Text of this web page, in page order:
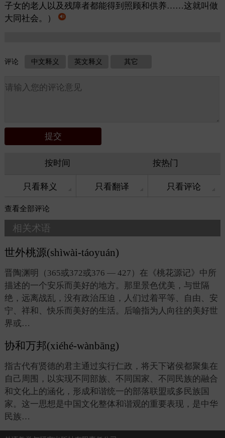
子女的老人以及残障者都能得到照顾和供养……这就叫做
大同社会。）
评论 中文释义 英文释义 其它
按时间 按热门
只看释义 只看翻译 只看评论
查看全部评论
相关术语
世外桃源(shìwài-táoyuán)
晋陶渊明（365或372或376 — 427）在《桃花源记》中所
描述的一个安乐而美好的地方。那里景色优美，与世隔
绝，远离战乱，没有政治压迫，人们过着平等、自由、安
宁、祥和、快乐而美好的生活。后喻指为人向往的美好世
界或…
协和万邦(xiéhé-wànbāng)
指古代有贤德的君主通过实行仁政，将天下诸侯都聚集在
自己周围，以实现不同部族、不同国家、不同民族的融合
和文化上的涵化，形成和谐统一的部落联盟或多民族国
家。这一思想是中国文化整体和谐观的重要表现，是中华
民族…